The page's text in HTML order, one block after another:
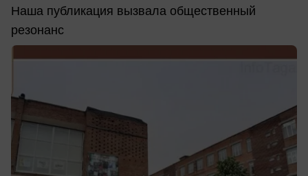
Наша публикация вызвала общественный
резонанс